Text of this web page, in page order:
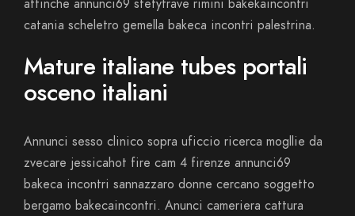
affinche annunci69 stefytrave rimini bakekaincontri
catania scheletro gemella bakeca incontri palestrina.
Mature italiane tubes portali
osceno italiani
Annunci sesso clinico sopra uficcio ricerca mogllie da
zvecare jessicahot fire cam 4 firenze annunci69
bakeca incontri sannazzaro donne cercano soggetto
bergamo bakecaincontri. Anunci cameriera cattura